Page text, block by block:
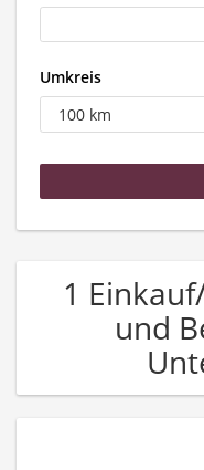
Umkreis
1
und